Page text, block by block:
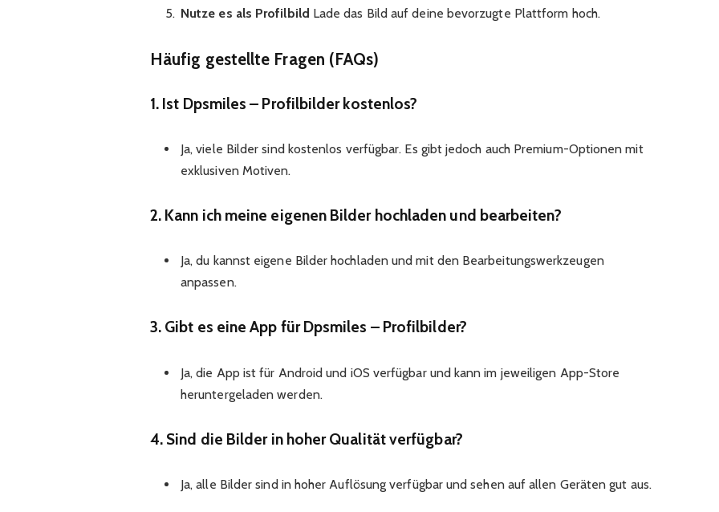
Nutze es als Profilbild Lade das Bild auf deine bevorzugte Plattform hoch.
Häufig gestellte Fragen (FAQs)
1. Ist Dpsmiles – Profilbilder kostenlos?
Ja, viele Bilder sind kostenlos verfügbar. Es gibt jedoch auch Premium-Optionen mit
exklusiven Motiven.
2. Kann ich meine eigenen Bilder hochladen und bearbeiten?
Ja, du kannst eigene Bilder hochladen und mit den Bearbeitungswerkzeugen
anpassen.
3. Gibt es eine App für Dpsmiles – Profilbilder?
Ja, die App ist für Android und iOS verfügbar und kann im jeweiligen App-Store
heruntergeladen werden.
4. Sind die Bilder in hoher Qualität verfügbar?
Ja, alle Bilder sind in hoher Auflösung verfügbar und sehen auf allen Geräten gut aus.